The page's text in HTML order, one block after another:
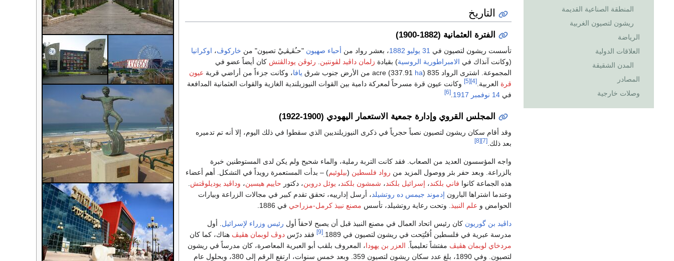
المنطقة الصناعية القديمة
ريشون لتصيون الغربية
الرياضة
العلاقات الدولية
المدن الشقيقة
المصادر
وصلات خارجية
التاريخ
الفترة العثمانية (1882-1900)
تأسست ريشون لتصيون في 31 يوليو 1882، بعشر رواد من أحباء صهيون "حـُڤـِڤـِيْ تصيون" من خاركوڤ، اوكرانيا
(وكانت آنذاك في الامبراطورية الروسية) بقيادة زلمان داڤيد لڤونتين. رئوڤن يودالڤتش كان أيضاً عضو في
المجموعة. اشترى الرواد 835 acre (337.91
ha) من الأرض جنوب شرق يافا، وكانت جزءاً من أراضي قرية عيون
قرة العربية.[4]
[5]
وكانت عيون قرة مسرحاً لمعركة دامية بين القوات النيوزيلندية الغازية والقوات العثمانية المدافعة
في 14 نوفمبر 1917
.
[6]
المجلس القروي وإدارة جمعية الاستعمار اليهودي (1900-1922)
وقد أقام سكان ريشون لتصيون نصباً حجرياً في ذكرى النيوزيلنديين الذي سقطوا في ذلك اليوم، إلا أنه تم تدميره
بعد ذلك. [7]
[8]
واجه المؤسسون العديد من الصعاب. فقد كانت التربة رملية، والماء شحيح ولم يكن لدى المستوطنين خبرة
بالزراعة. وبعد حفر بئر ووصول المزيد من رواد فلسطين (بيلوئيم) – بدأت المستعمرة رويداً في التشكل. أهم أعضاء
هذه الجماعة كانوا فاني بلكند، إسرائيل بلكند، شمشون بلكند، يوئل دروبن، دكتور حاييم هيسين، وداڤيد يوديلوڤتش
وعندما اشتراها البارون إدموند جيمس ده روتشيلد، أرسل إدارييه، تحقق تقدم كبير في مجالات الزراعة وبيارات
الحوامض و علم النبيذ . وتحت رعاية روتشيلد، تأسس مصنع نبيذ كرمل-مزراحي في 1886.
داڤيد بن گوريون كان رئيس اتحاد العمال في مصنع النبيذ قبل أن يصبح لاحقاً أول رئيس وزراء لإسرائيل . أول
مدرسة عبرية في فلسطين اُفتُتِحت في ريشون لتصيون في 1889.
[9] فقد درّس دوڤ لوبمان هڤيڤ هناك، كما كان
مردخاي لوبمان هڤيڤ مفتشاً تعليمياً. العزر بن يهودا، المعروف بلقب أبو العبرية المعاصرة، كان مدرساً في ريشون
لتصيون. وفي 1890، بلغ عدد سكان ريشون لتصيون 359. وبعد خمس سنوات، ارتفع الرقم إلى 380، وبحلول عام